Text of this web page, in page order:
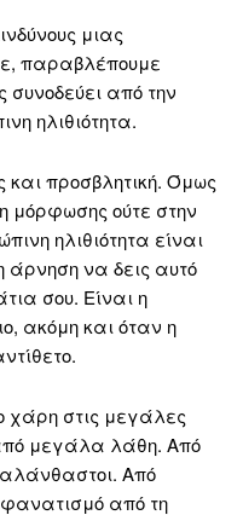
μιας
παραβλέπουμε
από την
ηλιθιότητα.
και προσβλητική. Όμως
μόρφωσης ούτε στην
ηλιθιότητα είναι
άρνηση να δεις αυτό
σου. Είναι η
ακόμη και όταν η
χάρη στις μεγάλες
μεγάλα λάθη. Από
αλάνθαστοι. Από
φανατισμό από τη